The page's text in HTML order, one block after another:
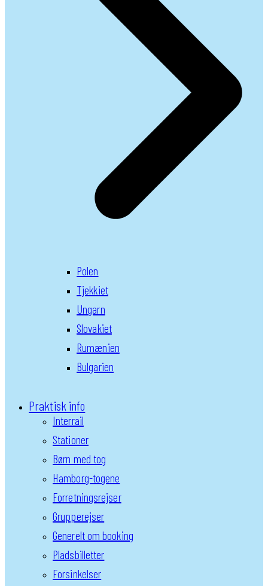
Polen
Tjekkiet
Ungarn
Slovakiet
Rumænien
Bulgarien
Praktisk info
Interrail
Stationer
Børn med tog
Hamborg-togene
Forretningsrejser
Grupperejser
Generelt om booking
Pladsbilletter
Forsinkelser